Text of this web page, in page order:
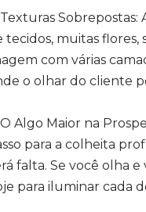
Texturas
tecidos, muitas
com várias
o olhar do cliente
O Algo Maior na
para a colheita
falta. Se você olha
para iluminar cada